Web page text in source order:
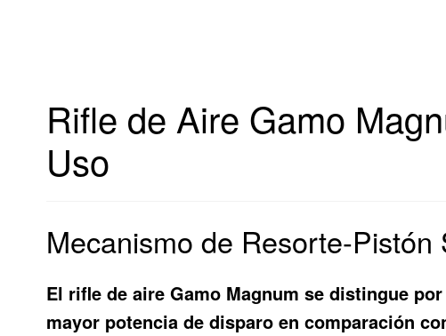
Rifle de Aire Gamo
Uso
Mecanismo de Resorte-
El rifle de aire Gamo Magnum se distingue
mayor potencia de disparo en comparación